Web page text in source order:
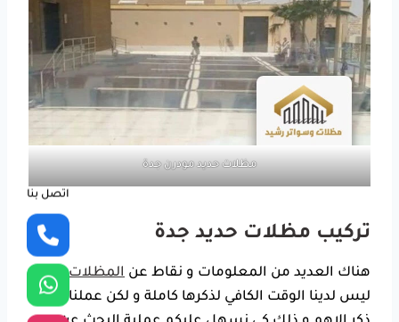
مظلات حديد مودرن جدة
تركيب مظلات حديد جدة
هناك العديد من المعلومات و نقاط عن المظلاتو التي
ليس لدينا الوقت الكافي لذكرها كاملة و لكن عملنا على
اتصل بنا